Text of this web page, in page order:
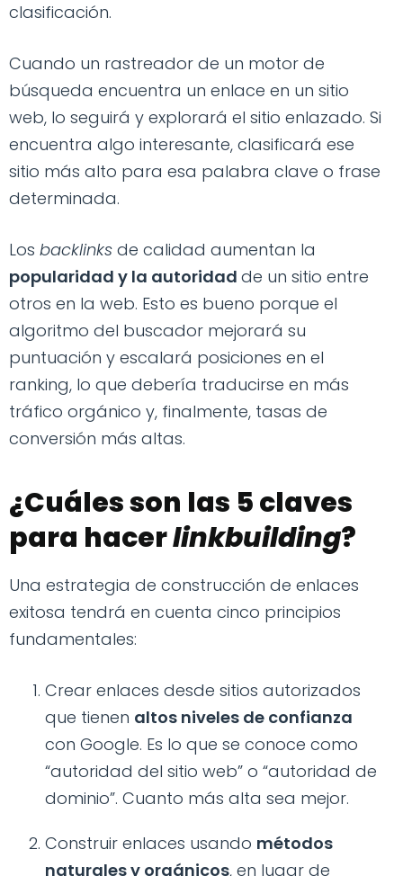
clasificación.
Cuando un rastreador de un motor de
búsqueda encuentra un enlace en un sitio
web, lo seguirá y explorará el sitio enlazado. Si
encuentra algo interesante, clasificará ese
sitio más alto para esa palabra clave o frase
determinada.
Los backlinks de calidad aumentan la
popularidad y la autoridad de un sitio entre
otros en la web. Esto es bueno porque el
algoritmo del buscador mejorará su
puntuación y escalará posiciones en el
ranking, lo que debería traducirse en más
tráfico orgánico y, finalmente, tasas de
conversión más altas.
¿Cuáles son las 5 claves
para hacerlinkbuilding?
Una estrategia de construcción de enlaces
exitosa tendrá en cuenta cinco principios
fundamentales:
Crear enlaces desde sitios autorizados
que tienen altos niveles de confianza
con Google. Es lo que se conoce como
“autoridad del sitio web” o “autoridad de
dominio”. Cuanto más alta sea mejor.
Construir enlaces usando métodos
naturales y orgánicos, en lugar de